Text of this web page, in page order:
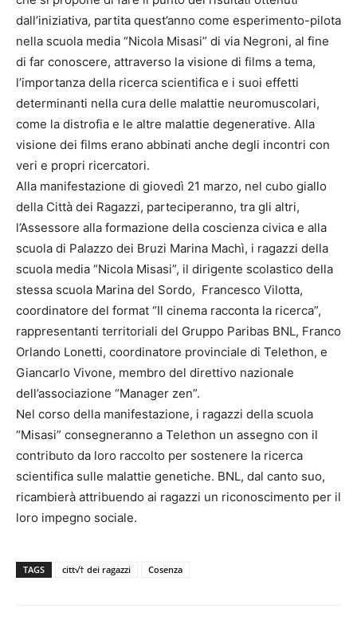
dall’iniziativa, partita quest’anno come esperimento-pilota
nella scuola media “Nicola Misasi” di via Negroni, al fine
di far conoscere, attraverso la visione di films a tema,
l’importanza della ricerca scientifica e i suoi effetti
determinanti nella cura delle malattie neuromuscolari,
come la distrofia e le altre malattie degenerative. Alla
visione dei films erano abbinati anche degli incontri con
veri e propri ricercatori.
Alla manifestazione di giovedì 21 marzo, nel cubo giallo
della Città dei Ragazzi, parteciperanno, tra gli altri,
l’Assessore alla formazione della coscienza civica e alla
scuola di Palazzo dei Bruzi Marina Machì, i ragazzi della
scuola media “Nicola Misasi”, il dirigente scolastico della
stessa scuola Marina del Sordo, Francesco Vilotta,
coordinatore del format “Il cinema racconta la ricerca”,
rappresentanti territoriali del Gruppo Paribas BNL, Franco
Orlando Lonetti, coordinatore provinciale di Telethon, e
Giancarlo Vivone, membro del direttivo nazionale
dell’associazione “Manager zen”.
Nel corso della manifestazione, i ragazzi della scuola
“Misasi” consegneranno a Telethon un assegno con il
contributo da loro raccolto per sostenere la ricerca
scientifica sulle malattie genetiche. BNL, dal canto suo,
ricambierà attribuendo ai ragazzi un riconoscimento per il
loro impegno sociale.
TAGS citt√† dei ragazzi Cosenza